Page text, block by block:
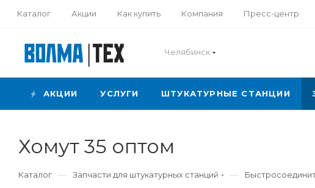
Каталог Акции Как купить Компания Пресс-центр
Челябинск
АКЦИИ УСЛУГИ ШТУКАТУРНЫЕ СТАНЦИИ
Хомут 35 оптом
Каталог — Запчасти для штукатурных станций —